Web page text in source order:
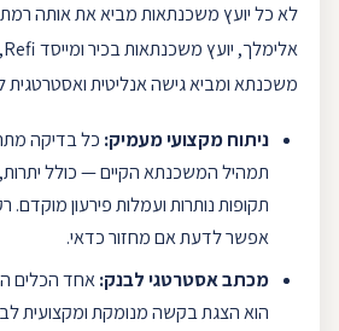
לא כל יועץ משכנתאותמביא את אותה
אלימלך, יועץ משכנתאותבכיר ומייסדRefi
משכנתא ומביא גישה אנליטית ואסטרטגית
ניתוח מקצועי מעמיק: כל בדיקה
תמהיל המשכנתא הקיים — כולל יתרות,
תקופות נותרות ועמלותפירעון מוקדם.
אפשר לדעת אם מחזור כדאי.
מכתב אסטרטגי לבנק:אחד הכלים
הוא הצגת בקשה מנומקת ומקצועית